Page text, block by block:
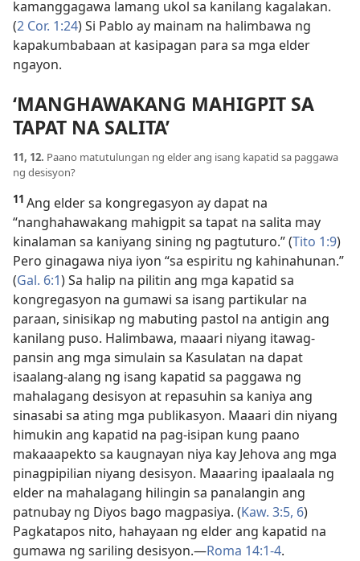
kamanggagawa lamang ukol sa kanilang kagalakan.
(2 Cor. 1:24) Si Pablo ay mainam na halimbawa ng
kapakumbabaan at kasipagan para sa mga elder
ngayon.
‘MANGHAWAKANG MAHIGPIT SA
TAPAT NA SALITA’
11, 12. Paano matutulungan ng elder ang isang kapatid sa paggawa
ng desisyon?
11 Ang elder sa kongregasyon ay dapat na
“nanghahawakang mahigpit sa tapat na salita may
kinalaman sa kaniyang sining ng pagtuturo.” (Tito 1:9)
Pero ginagawa niya iyon “sa espiritu ng kahinahunan.”
(Gal. 6:1) Sa halip na pilitin ang mga kapatid sa
kongregasyon na gumawi sa isang partikular na
paraan, sinisikap ng mabuting pastol na antigin ang
kanilang puso. Halimbawa, maaari niyang itawag-
pansin ang mga simulain sa Kasulatan na dapat
isaalang-alang ng isang kapatid sa paggawa ng
mahalagang desisyon at repasuhin sa kaniya ang
sinasabi sa ating mga publikasyon. Maaari din niyang
himukin ang kapatid na pag-isipan kung paano
makaaapekto sa kaugnayan niya kay Jehova ang mga
pinagpipilian niyang desisyon. Maaaring ipaalaala ng
elder na mahalagang hilingin sa panalangin ang
patnubay ng Diyos bago magpasiya. (Kaw. 3:5, 6)
Pagkatapos nito, hahayaan ng elder ang kapatid na
gumawa ng sariling desisyon.—Roma 14:1-4.